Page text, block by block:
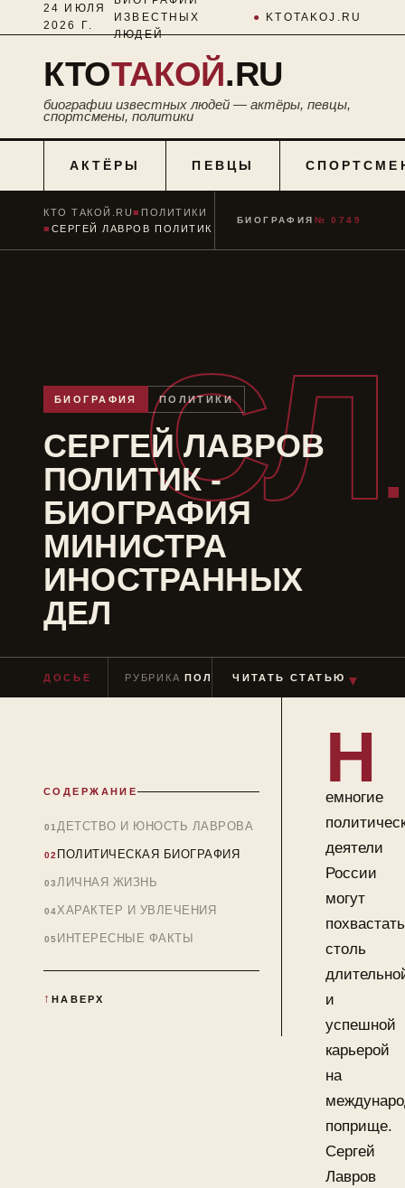
24 ИЮЛЯ
2026 Г.
ИЗВЕСТНЫХ
ЛЮДЕЙ
● KTOTAKOJ.RU
КТОТАКОЙ.RU
биографии известных людей — актёры, певцы,
спортсмены, политики
АКТЁРЫ ПЕВЦЫ
СЛ
КТО ТАКОЙ.RU■ ПОЛИТИКИ
■ СЕРГЕЙ ЛАВРОВ ПОЛИТИК
БИОГРАФИЯ № 0749
БИОГРАФИЯ ПОЛИТИКИ
СЕРГЕЙ ЛАВРОВ
ПОЛИТИК -
БИОГРАФИЯ
МИНИСТРА
ИНОСТРАННЫХ
ДЕЛ
ДОСЬЕ РУБРИКАПОЛИТИКИ ЧТЕНИЕ≈ 9 МИН
ЧИТАТЬ СТАТЬЮ ▼
СОДЕРЖАНИЕ
ДЕТСТВО И ЮНОСТЬ ЛАВРОВА
ПОЛИТИЧЕСКАЯ БИОГРАФИЯ
ЛИЧНАЯ ЖИЗНЬ
ХАРАКТЕР И УВЛЕЧЕНИЯ
ИНТЕРЕСНЫЕ ФАКТЫ
НАВЕРХ
Н
емногие
деятели
России
могут
столь
и
успешной
карьерой
на
поприще.
Сергей
Лавров